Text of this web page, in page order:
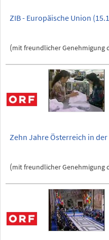
ZIB - Europäische Union
(mit freundlicher Genehmigung
Zehn Jahre Österreich in der
(mit freundlicher Genehmigung